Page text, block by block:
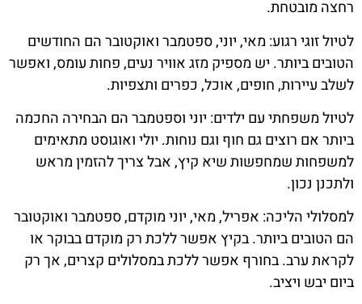
רחצה מובטחת.
לטיול זוגי רגוע: מאי, יוני, ספטמבר ואוקטובר הם החודשים
הטובים ביותר. יש מספיק מזג אוויר נעים, פחות עומס, ואפשר
לשלב עיירות, חופים, אוכל, כפרים ותצפיות.
לטיול משפחתי עם ילדים: יוני וספטמבר הם הבחירה החכמה
ביותר אם רוצים גם חוף וגם נוחות. יולי ואוגוסט מתאימים
למשפחות שמחפשות שיא קיץ, אבל צריך להזמין מראש
ולתכנן נכון.
למסלולי הליכה: אפריל, מאי, יוני מוקדם, ספטמבר ואוקטובר
הם הטובים ביותר. בקיץ אפשר ללכת רק מוקדם בבוקר או
לקראת ערב. בחורף אפשר ללכת במסלולים קצרים, אך רק
ביום יבש ויציב.